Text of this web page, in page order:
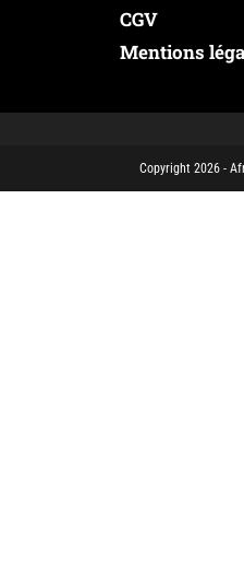
CGV
Mentions
Copyright 2026 -